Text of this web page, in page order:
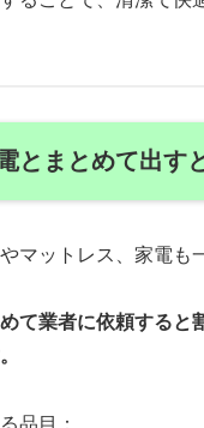
とまとめて出す
マットレス、家電も
て業者に依頼すると
品目：